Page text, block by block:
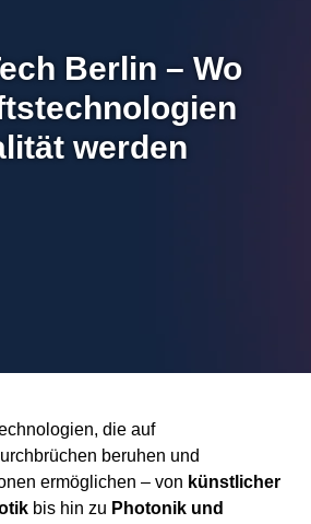
werden
die auf
beruhen und
ermöglichen – von künstlicher
bis hin zu Photonik und